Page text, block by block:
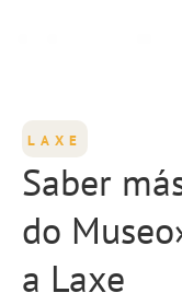
LAXE
Saber
do
a Laxe